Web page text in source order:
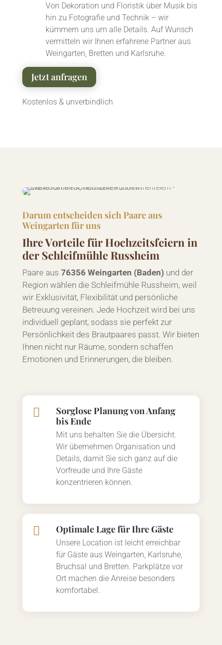
Von Dekoration und Floristik über Musik bis
hin zu Fotografie und Technik – wir
kümmern uns um alle Details. Auf Wunsch
vermitteln wir Ihnen erfahrene Partner aus
Weingarten, Bretten und Karlsruhe.
Jetzt anfragen
Kostenlos & unverbindlich
Darum entscheiden sich Paare aus
Weingarten für uns
Ihre Vorteile für Hochzeitsfeiern in
der Schleifmühle Russheim
Paare aus 76356 Weingarten (Baden) und der
Region wählen die Schleifmühle Russheim, weil
wir Exklusivität, Flexibilität und persönliche
Betreuung vereinen. Jede Hochzeit wird bei uns
individuell geplant, sodass sie perfekt zur
Persönlichkeit des Brautpaares passt. Wir bieten
Ihnen nicht nur Räume, sondern schaffen
Emotionen und Erinnerungen, die bleiben.

Sorglose Planung von Anfang
bis Ende
Mit uns behalten Sie die Übersicht.
Wir übernehmen Organisation und
Details, damit Sie sich ganz auf die
Vorfreude und Ihre Gäste
konzentrieren können.
 Optimale Lage für Ihre Gäste
Unsere Location ist leicht erreichbar
für Gäste aus Weingarten, Karlsruhe,
Bruchsal und Bretten. Parkplätze vor
Ort machen die Anreise besonders
komfortabel.